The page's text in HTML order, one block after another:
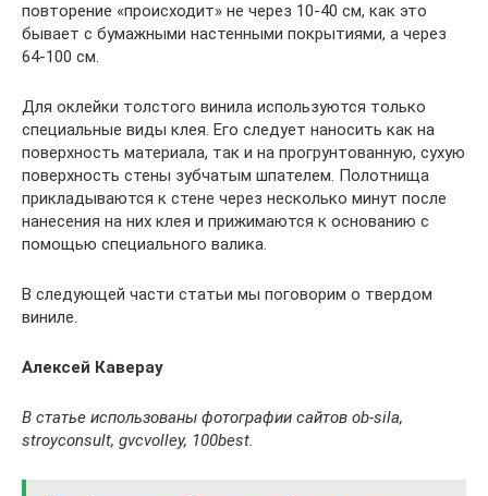
повторение «происходит» не через 10-40 см, как это
бывает с бумажными настенными покрытиями, а через
64-100 см.
Для оклейки толстого винила используются только
специальные виды клея. Его следует наносить как на
поверхность материала, так и на прогрунтованную, сухую
поверхность стены зубчатым шпателем. Полотнища
прикладываются к стене через несколько минут после
нанесения на них клея и прижимаются к основанию с
помощью специального валика.
В следующей части статьи мы поговорим о твердом
виниле.
Алексей Каверау
В статье использованы фотографии сайтов ob-sila,
stroyconsult, gvcvolley, 100best.